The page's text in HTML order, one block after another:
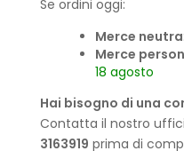
Se ordini oggi:
Merce neutra
Merce
18 agosto
Hai bisogno di una
Contatta il nostro
3163919 prima di